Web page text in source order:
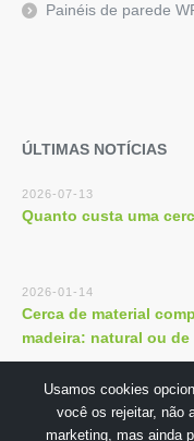
Painéis de parede
ÚLTIMAS NOTÍCIAS
2026-07-13
Quanto custa uma
2026-01-14
Cerca de material
madeira: natural ou
Usamos cookies
você os rejeitar, não
marketing, mas ainda